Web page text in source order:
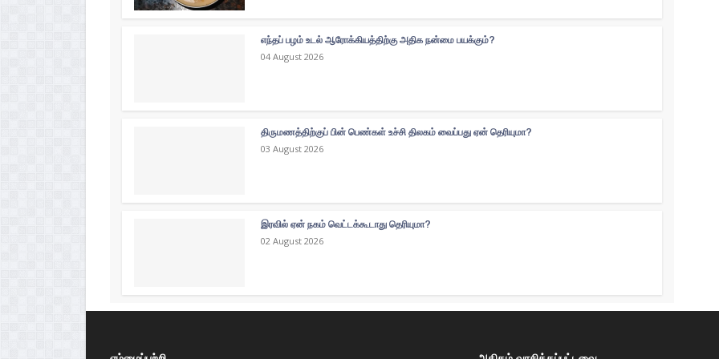
எந்தப் பழம் உடல் ஆரோக்கியத்திற்கு அதிக நன்மை பயக்கும்?
04 August 2026
திருமணத்திற்குப் பின் பெண்கள் உச்சி திலகம் வைப்பது ஏன் தெரியுமா?
03 August 2026
இரவில் ஏன் நகம் வெட்டக்கூடாது தெரியுமா?
02 August 2026